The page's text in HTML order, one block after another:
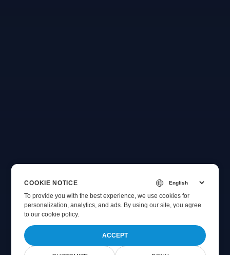
COOKIE NOTICE
To provide you with the best experience, we use cookies for
personalization, analytics, and ads. By using our site, you agree
toour cookie policy.
ACCEPT